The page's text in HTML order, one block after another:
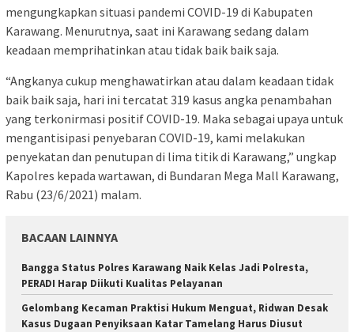
mengungkapkan situasi pandemi COVID-19 di Kabupaten
Karawang. Menurutnya, saat ini Karawang sedang dalam
keadaan memprihatinkan atau tidak baik baik saja.
“Angkanya cukup menghawatirkan atau dalam keadaan tidak
baik baik saja, hari ini tercatat 319 kasus angka penambahan
yang terkonirmasi positif COVID-19. Maka sebagai upaya untuk
mengantisipasi penyebaran COVID-19, kami melakukan
penyekatan dan penutupan di lima titik di Karawang,” ungkap
Kapolres kepada wartawan, di Bundaran Mega Mall Karawang,
Rabu (23/6/2021) malam.
BACAAN LAINNYA
Bangga Status Polres Karawang Naik Kelas Jadi Polresta,
PERADI Harap Diikuti Kualitas Pelayanan
Gelombang Kecaman Praktisi Hukum Menguat, Ridwan Desak
Kasus Dugaan Penyiksaan Katar Tamelang Harus Diusut